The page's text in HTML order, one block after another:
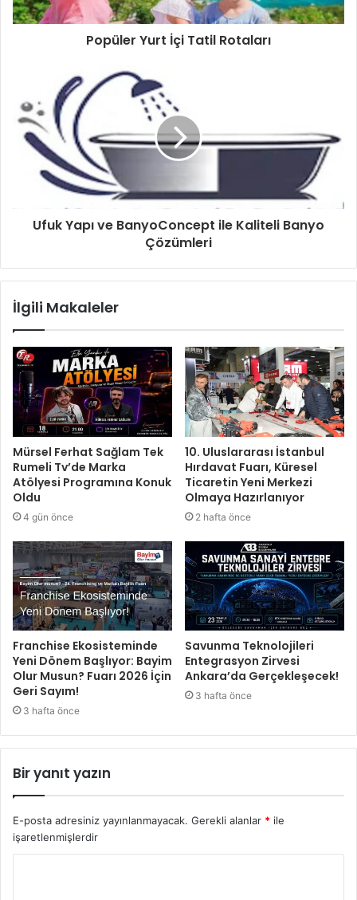
Popüler Yurt İçi Tatil Rotaları
Ufuk Yapı ve BanyoConcept ile Kaliteli Banyo
Çözümleri
İlgili Makaleler
Mürsel Ferhat Sağlam Tek
Rumeli Tv’de Marka
Atölyesi Programına Konuk
Oldu
4 gün önce
10. Uluslararası İstanbul
Hırdavat Fuarı, Küresel
Ticaretin Yeni Merkezi
Olmaya Hazırlanıyor
2 hafta önce
Franchise Ekosisteminde
Yeni Dönem Başlıyor: Bayim
Olur Musun? Fuarı 2026 İçin
Geri Sayım!
3 hafta önce
Savunma Teknolojileri
Entegrasyon Zirvesi
Ankara’da Gerçekleşecek!
3 hafta önce
Bir yanıt yazın
E-posta adresiniz yayınlanmayacak. Gerekli alanlar * ile
işaretlenmişlerdir